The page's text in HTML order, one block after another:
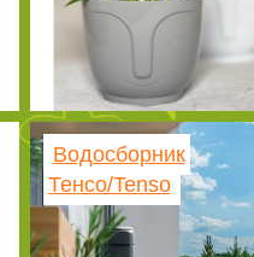
Водосборник
Тенсо/Tenso